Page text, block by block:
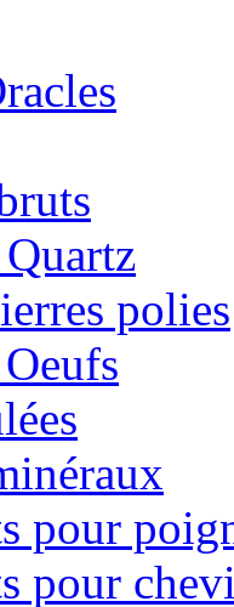
polies
pour
pour